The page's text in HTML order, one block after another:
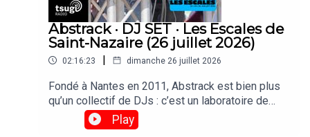
Abstrack · DJ SET · Les Escales de
Saint-Nazaire (26 juillet 2026)
02:16:23 | dimanche 26 juillet 2026
Fondé à Nantes en 2011, Abstrack est bien plus
qu’un collectif de DJs : c’est un laboratoire de
création qui explore la fête comme une œuvre
d’art totale. Musique, scénographie et graphisme
Play